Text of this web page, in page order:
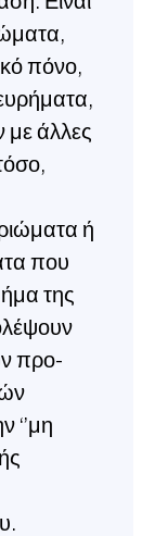
πόνο,
άλλες
ή
που
της
προ-
‘’μη